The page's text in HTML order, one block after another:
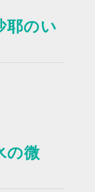
耶のい
の微